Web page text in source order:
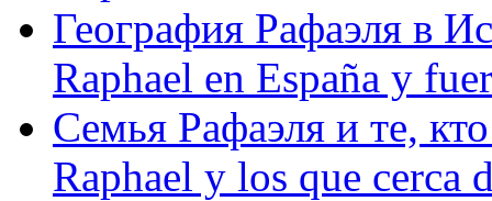
География Рафаэля в
Raphael en España y
Семья Рафаэля и те,
Raphael y los que cerca